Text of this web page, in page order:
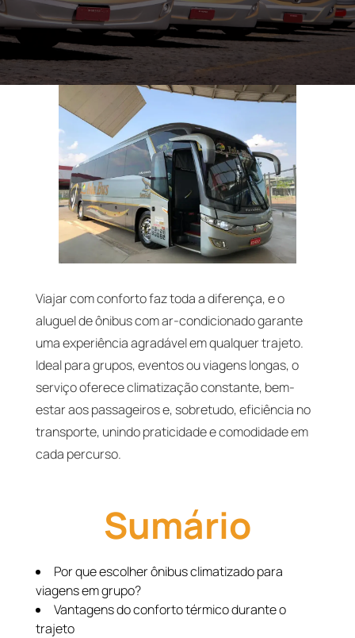
Viajar com conforto faz toda a diferença, e o
aluguel de ônibus com ar-condicionado garante
uma experiência agradável em qualquer trajeto.
Ideal para grupos, eventos ou viagens longas, o
serviço oferece climatização constante, bem-
estar aos passageiros e, sobretudo, eficiência no
transporte, unindo praticidade e comodidade em
cada percurso.
Sumário
Por que escolher ônibus climatizado para
viagens em grupo?
Vantagens do conforto térmico durante o
trajeto